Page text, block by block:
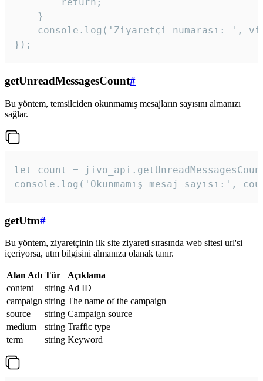
        return;
    }
console.log('Ziyaretçi numarası: ',
});
getUnreadMessagesCount#
Bu yöntem, temsilciden okunmamış mesajların sayısını almanızı
sağlar.
let count =
console.log('Okunmamış mesaj sayısı:',
getUtm#
Bu yöntem, ziyaretçinin ilk site ziyareti sırasında web sitesi url'si
içeriyorsa, utm bilgisini almanıza olanak tanır.
Alan Adı Tür
Açıklama
content
string Ad ID
campaign string The name of the campaign
source
string Campaign source
medium
string Traffic type
term
string Keyword